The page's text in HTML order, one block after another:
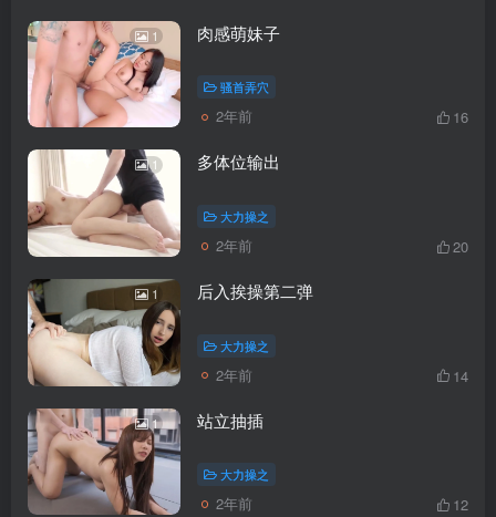
1 肉感萌妹子
骚首弄穴
2年前 16
1 多体位输出
大力操之
2年前 20
1 后入挨操第二弹
大力操之
2年前 14
1 站立抽插
大力操之
2年前 12